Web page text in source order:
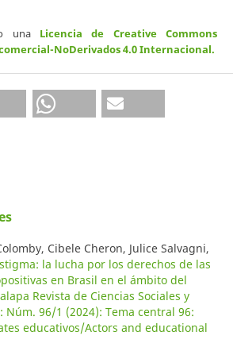
una Licencia de Creative Commons
NoDerivados 4.0 Internacional.
Cibele Cheron, Julice Salvagni,
la lucha por los derechos de las
en Brasil en el ámbito del
Revista de Ciencias Sociales y
Núm. 96/1 (2024): Tema central 96:
educativos/Actors and educational